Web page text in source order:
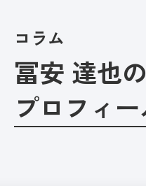
コラム
冨安 達也の
プロフィ